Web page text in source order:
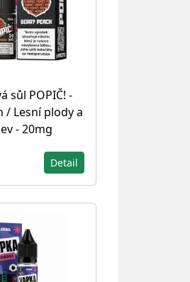
sůl POPIČ! -
/ Lesní plody a
- 20mg
Detail